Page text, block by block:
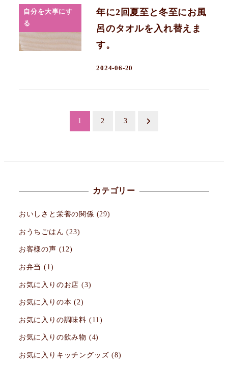
自分を大事にす
る
年に2回夏至と冬至にお風
呂のタオルを入れ替えま
す。
2024-06-20
ジ
送
り
1 2 3
カテゴリー
おいしさと栄養の関係 (29)
おうちごはん (23)
お客様の声 (12)
お弁当 (1)
お気に入りのお店 (3)
お気に入りの本 (2)
お気に入りの調味料 (11)
お気に入りの飲み物 (4)
お気に入りキッチングッズ (8)